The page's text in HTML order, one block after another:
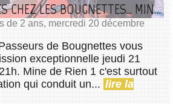
PAROLE DE JEUNES CHEZ LES BOUGNETTES... MINE DE RIEN
de 2 ans, mercredi 20 décembre
de Bougnettes vous
exceptionnelle jeudi 21
Mine de Rien 1 c'est surtout
qui conduit un... lire la